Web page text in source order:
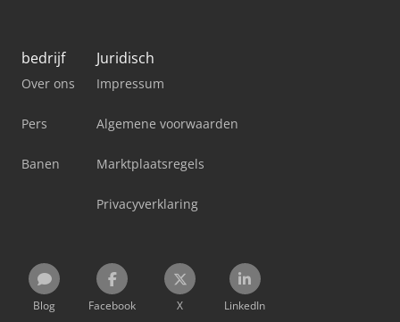
bedrijf
Over ons
Pers
Banen
Juridisch
Impressum
Algemene voorwaarden
Marktplaatsregels
Privacyverklaring
Blog Facebook X LinkedIn